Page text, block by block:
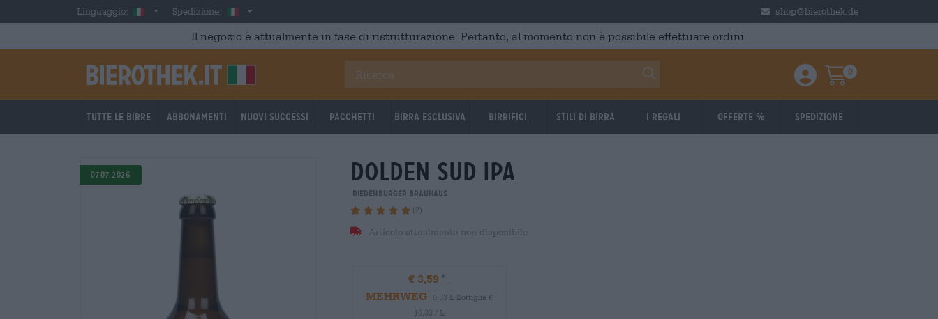
Skip to main contentLinguaggio: ItalianSpedizione: Italia shop@bierothek.de
Il negozio è attualmente in fase di ristrutturazione. Pertanto, al momento non è possibile effettuare ordini.
Einloggen / Anmelden
Warenkorb
0
Tutte le birre Abbonamenti Nuovi successi Pacchetti Birra Esclusiva Birrifici Stili di birra I regali Offerte % Spedizione
07.07.2026 07.07.2026
dolden sud ipa
Riedenburger Brauhaus
(2)
Articolo attualmente non disponibile
€ 3,59
MEHRWEG
0,33 L Bottiglia €
10,33 / L